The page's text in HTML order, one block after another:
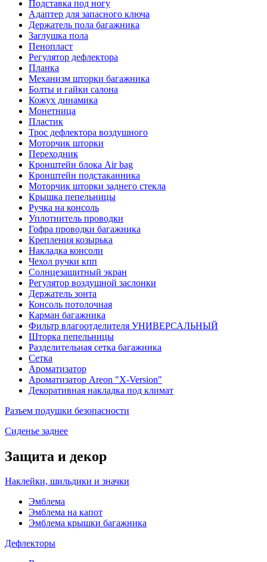
Подставка под ногу
Адаптер для запасного ключа
Держатель пола багажника
Заглушка пола
Пенопласт
Регулятор дефлектора
Планка
Механизм шторки багажника
Болты и гайки салона
Кожух динамика
Монетница
Пластик
Трос дефлектора воздушного
Моторчик шторки
Переходник
Кронштейн блока Air bag
Кронштейн подстаканника
Моторчик шторки заднего стекла
Крышка пепельницы
Ручка на консоль
Уплотнитель проводки
Гофра проводки багажника
Крепления козырька
Накладка консоли
Чехол ручки кпп
Солнцезащитный экран
Регулятор воздушной заслонки
Держатель зонта
Консоль потолочная
Карман багажника
Фильтр влагоотделителя УНИВЕРСАЛЬНЫЙ
Шторка пепельницы
Разделительная сетка багажника
Сетка
Ароматизатор
Ароматизатор Areon "X-Version"
Декоративная накладка под климат
Разъем подушки безопасности
Сиденье заднее
Защита и декор
Наклейки, шильдики и значки
Эмблема
Эмблема на капот
Эмблема крышки багажника
Дефлекторы